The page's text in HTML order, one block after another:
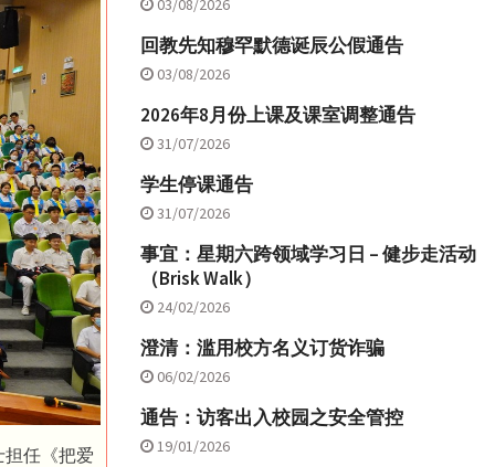
任《把爱
03/08/2026
回教先知穆罕默德诞辰公假通告
03/08/2026
2026年8月份上课及课室调整通告
31/07/2026
学生停课通告
31/07/2026
事宜：星期六跨领域学习日 – 健步走活动
（Brisk Walk）
24/02/2026
澄清：滥用校方名义订货诈骗
06/02/2026
通告：访客出入校园之安全管控
19/01/2026